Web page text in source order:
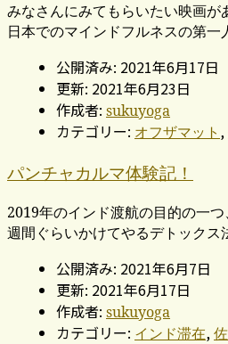
みなさんにみてもらいたい映画が
日本でのマインドフルネスの第
公開済み: 2021年6月17日
更新: 2021年6月23日
作成者: sukuyoga
カテゴリー: オフザマット ,
パンチャカルマ体験記！
2019年のインド渡航の目的の一
週間ぐらいかけてやるデトック
公開済み: 2021年6月7日
更新: 2021年6月17日
作成者: sukuyoga
カテゴリー: インド滞在,